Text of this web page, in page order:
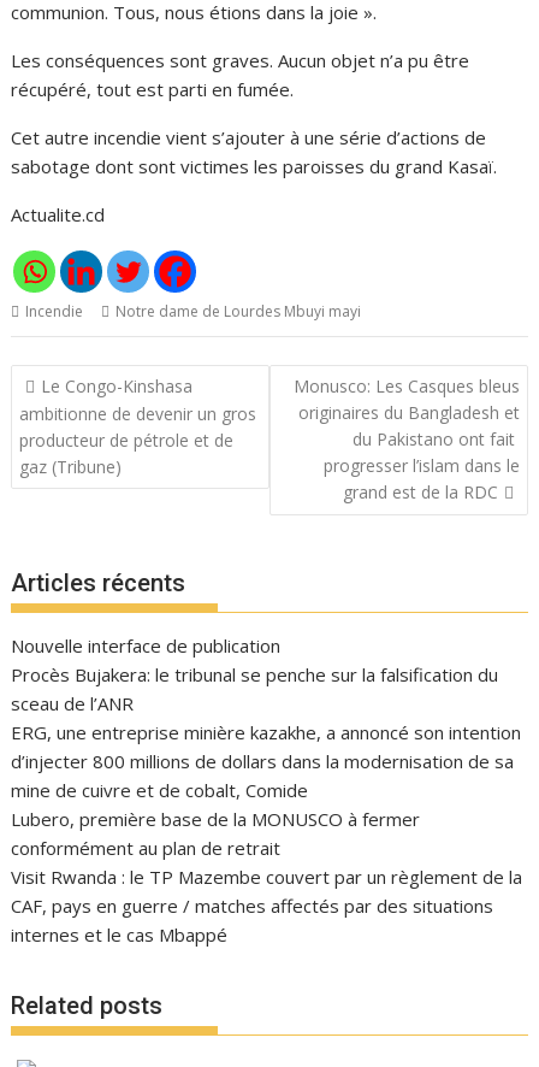
communion. Tous, nous étions dans la joie ».
Les conséquences sont graves. Aucun objet n’a pu être
récupéré, tout est parti en fumée.
Cet autre incendie vient s’ajouter à une série d’actions de
sabotage dont sont victimes les paroisses du grand Kasaï.
Actualite.cd
Incendie Notre dame de Lourdes Mbuyi mayi
Navigation
de
l’article
Le Congo-Kinshasa
ambitionne de devenir un gros
producteur de pétrole et de
gaz (Tribune)
Monusco: Les Casques bleus
originaires du Bangladesh et
du Pakistano ont fait
progresser l’islam dans le
grand est de la RDC
Articles récents
Nouvelle interface de publication
Procès Bujakera: le tribunal se penche sur la falsification du
sceau de l’ANR
ERG, une entreprise minière kazakhe, a annoncé son intention
d’injecter 800 millions de dollars dans la modernisation de sa
mine de cuivre et de cobalt, Comide
Lubero, première base de la MONUSCO à fermer
conformément au plan de retrait
Visit Rwanda : le TP Mazembe couvert par un règlement de la
CAF, pays en guerre / matches affectés par des situations
internes et le cas Mbappé
Related posts